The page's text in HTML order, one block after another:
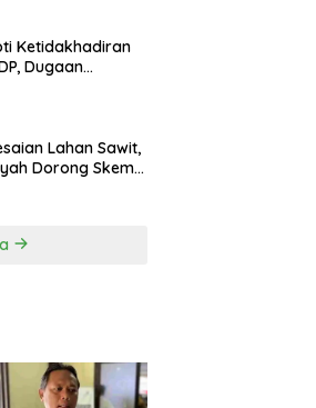
Ketidakhadiran
Dugaan
Lahan Sawit,
Dorong Skema